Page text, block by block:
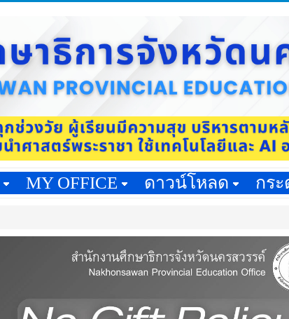
MY OFFICE ดาวน์โหลด กร